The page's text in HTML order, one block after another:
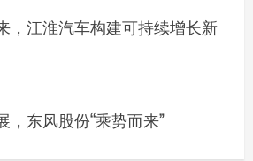
，江淮汽车构建可持续增长新
，东风股份“乘势而来”